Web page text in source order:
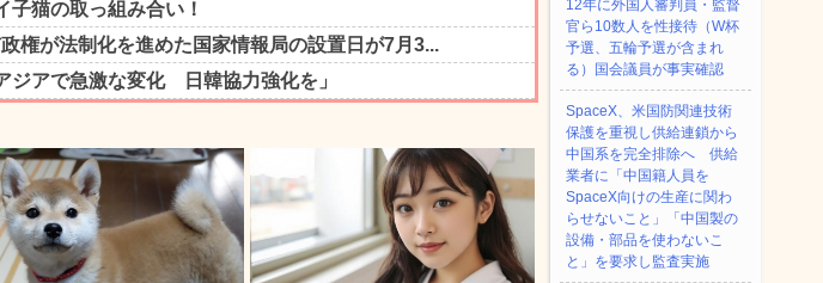
12年に外国人審判員・監督
官ら10数人を性接待（W杯
予選、五輪予選が含まれ
る）国会議員が事実確認
SpaceX、米国防関連技術
保護を重視し供給連鎖から
中国系を完全排除へ 供給
業者に「中国籍人員を
SpaceX向けの生産に関わ
らせないこと」「中国製の
設備・部品を使わないこ
と」を要求し監査実施